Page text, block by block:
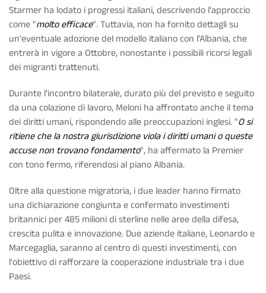
Starmer ha lodato i progressi italiani, descrivendo l'approccio
come "molto efficace". Tuttavia, non ha fornito dettagli su
un'eventuale adozione del modello italiano con l'Albania, che
entrerà in vigore a Ottobre, nonostante i possibili ricorsi legali
dei migranti trattenuti.
Durante l'incontro bilaterale, durato più del previsto e seguito
da una colazione di lavoro, Meloni ha affrontato anche il tema
dei diritti umani, rispondendo alle preoccupazioni inglesi. "O si
ritiene che la nostra giurisdizione viola i diritti umani o queste
accuse non trovano fondamento", ha affermato la Premier
con tono fermo, riferendosi al piano Albania.
Oltre alla questione migratoria, i due leader hanno firmato
una dichiarazione congiunta e confermato investimenti
britannici per 485 milioni di sterline nelle aree della difesa,
crescita pulita e innovazione. Due aziende italiane, Leonardo e
Marcegaglia, saranno al centro di questi investimenti, con
l'obiettivo di rafforzare la cooperazione industriale tra i due
Paesi.